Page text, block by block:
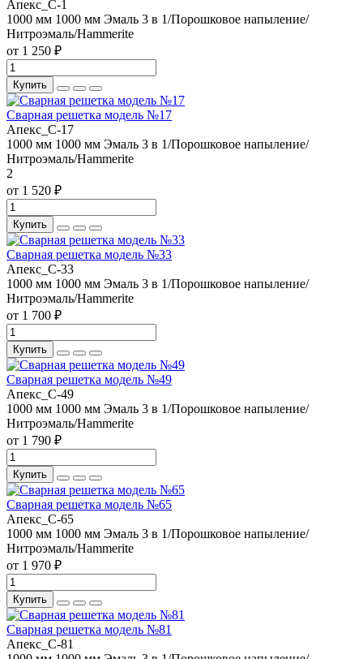
Апекс_С-1
1000 мм 1000 мм Эмаль 3 в 1/Порошковое напыление/
Нитроэмаль/Hammerite
от 1 250 ₽
Купить
Сварная решетка модель №17
Апекс_С-17
1000 мм 1000 мм Эмаль 3 в 1/Порошковое напыление/
Нитроэмаль/Hammerite
2
от 1 520 ₽
Купить
Сварная решетка модель №33
Апекс_С-33
1000 мм 1000 мм Эмаль 3 в 1/Порошковое напыление/
Нитроэмаль/Hammerite
от 1 700 ₽
Купить
Сварная решетка модель №49
Апекс_С-49
1000 мм 1000 мм Эмаль 3 в 1/Порошковое напыление/
Нитроэмаль/Hammerite
от 1 790 ₽
Купить
Сварная решетка модель №65
Апекс_С-65
1000 мм 1000 мм Эмаль 3 в 1/Порошковое напыление/
Нитроэмаль/Hammerite
от 1 970 ₽
Купить
Сварная решетка модель №81
Апекс_С-81